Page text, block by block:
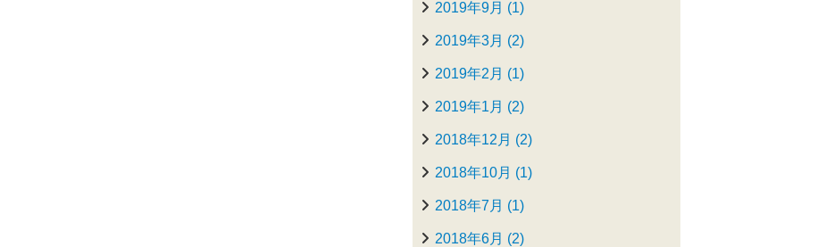
2019年9月 (1)
2019年3月 (2)
2019年2月 (1)
2019年1月 (2)
2018年12月 (2)
2018年10月 (1)
2018年7月 (1)
2018年6月 (2)